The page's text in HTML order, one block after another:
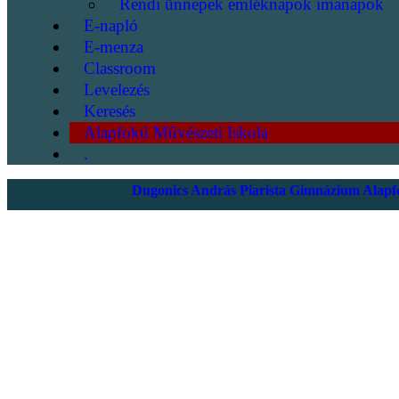
Rendi ünnepek emléknapok imanapok
E-napló
E-menza
Classroom
Levelezés
Keresés
Alapfokú Művészeti Iskola
.
Dugonics András Piarista Gimnázium